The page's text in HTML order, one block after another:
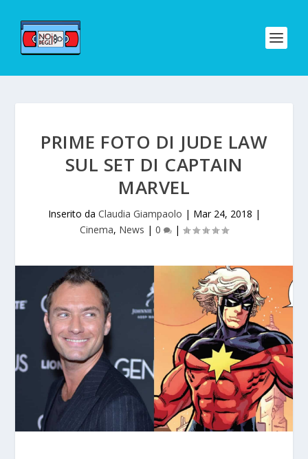
PRIME FOTO DI JUDE LAW
SUL SET DI CAPTAIN
MARVEL
Inserito da Claudia Giampaolo | Mar 24, 2018 |
Cinema, News | 0 |